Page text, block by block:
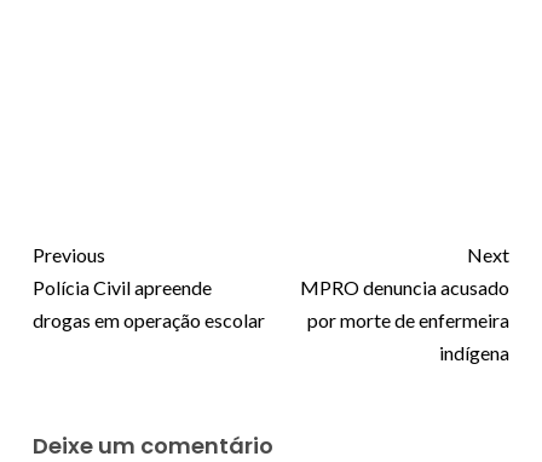
Previous
Polícia Civil apreende
drogas em operação escolar
Next
MPRO denuncia acusado
por morte de enfermeira
indígena
Deixe um comentário